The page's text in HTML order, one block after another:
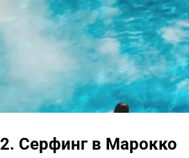
2. Серфинг в Марокко